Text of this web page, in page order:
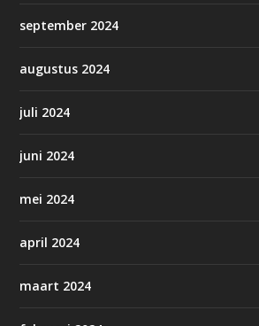
september 2024
augustus 2024
juli 2024
juni 2024
mei 2024
april 2024
maart 2024